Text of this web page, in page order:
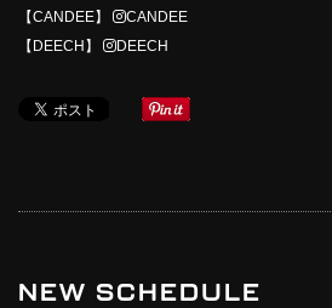
【CANDEE】
CANDEE
【DEECH】
DEECH
NEW SCHEDULE